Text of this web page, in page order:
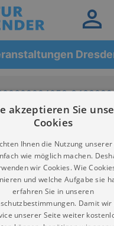
akzeptieren Sie
Cookies
Ihnen die Nutzung unserer
wie möglich machen.
wir Cookies. Wie
und welche Aufgabe sie
erfahren Sie in unseren
Damit wir
unserer Seite weiter